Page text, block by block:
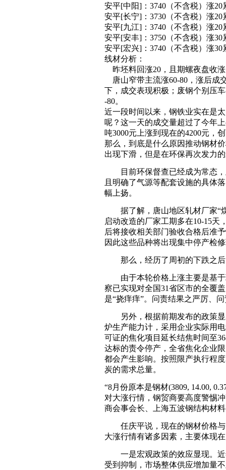
安平[中阳]：3740（不含税）涨20
安平[长宁]：3730（不含税）涨20
安平[九江]：3740（不含税）涨20
安平[安丰]：3750（不含税）涨30
安平[宏兴]：3740（不含税）涨30
线材分析：
昨坯料回涨20，且期螺夜盘收
唐山窄带主流涨60-80，涨后成
下，成交表现积极；废钢个别压
-80。
近一段时间以来，钢铁业实在是
呢？这一天的成交量超过了今年
吨3000元上涨到现在的4200元，
那么，到底是什么原因推动钢材
出现下滑，但是在环保再次发力
目前环保督查已经成为常态，
且明确了气源等配套设施的具体
幅上扬。
据了解，唐山地区轧材厂家“煤
启动改造的厂家工期多在10-15
后将接收相关部门验收合格后准
因此这些品种将出现集中停产检
那么，经历了周初的下跌之后
由于本轮价格上涨主要是基于
察已实现对全国31省区市的全覆
是“挠痒痒”。问责结果之严厉、
另外，根据前期发布的政策显
炉生产能力计，采用企业实际用
可证的焦化项目延长结焦时间至
达标的责令停产，全省焦化企业
都会产生影响。按照限产执行程
炭的需求总量。
“8月份原本是钢材(3809, 14.00,
对大涨行情，钢贸商要高度警惕
商会事会长、上海五波钢结构材
任庆平说，现在的钢材价格与
大涨行情有诸多因素，主要体现
一是宏观政策的效应显现。近
受到抑制，市场整体供应增加量